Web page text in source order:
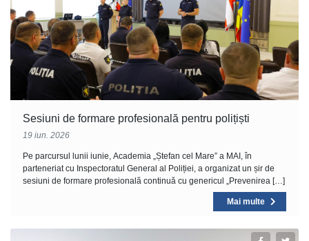
Sesiuni de formare profesională pentru polițiști
19 iun. 2026
Pe parcursul lunii iunie, Academia „Ștefan cel Mare” a MAI, în
parteneriat cu Inspectoratul General al Poliției, a organizat un șir de
sesiuni de formare profesională continuă cu genericul „Prevenirea […]
Mai multe